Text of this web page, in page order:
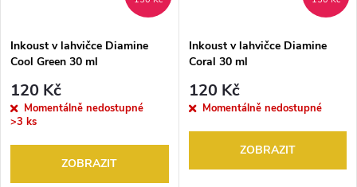
Inkoust v lahvičce Diamine
Cool Green 30 ml
120 Kč
Momentálně nedostupné
>3 ks
ZOBRAZIT
Inkoust v lahvičce Diamine
Coral 30 ml
120 Kč
Momentálně nedostupné
ZOBRAZIT